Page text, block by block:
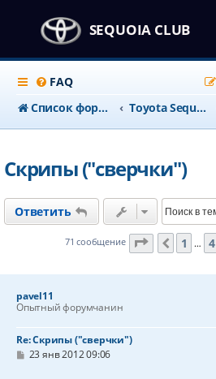
SEQUOIA CLUB
FAQ
Список форумов
Тоyota Sequoia c 2008 года
Скрипы ("сверчки")
Ответить
71 сообщение Страница8
Пред.
1 … 4
pavel11
Опытный форумчанин
Re: Скрипы ("сверчки")
С
23 янв 2012 09:06